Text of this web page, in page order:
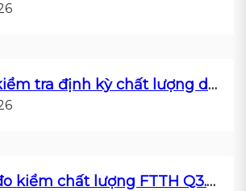
Kết quả tự kiểm tra định kỳ chất lượng dịch vụ Q1.2019
Kết quả tự đo kiểm chất lượng FTTH Q3.2019